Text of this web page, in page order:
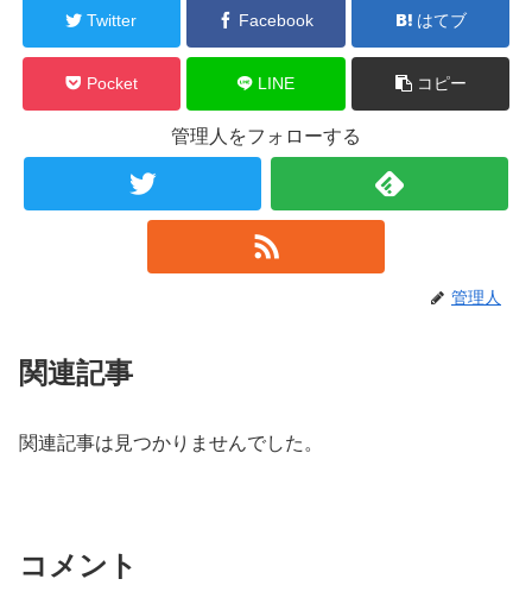
Twitter Facebook はてブ
Pocket LINE コピー
管理人をフォローする
管理人
関連記事
関連記事は見つかりませんでした。
コメント